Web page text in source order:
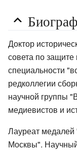
Доктор
совета по защите
специальности
редколлегии
научной группы
медиевистов и
Лауреат медалей
Москвы".